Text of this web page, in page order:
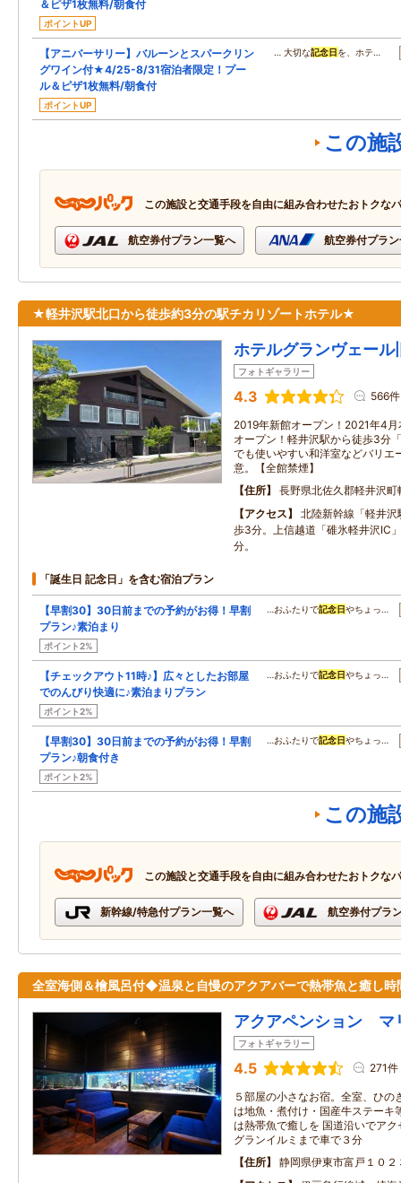
＆ピザ1枚無料/朝食付
ポイントUP
【アニバーサリー】バルーンとスパークリン
グワイン付★4/25-8/31宿泊者限定！プー
ル＆ピザ1枚無料/朝食付
ポイントUP
… 大切な記念日 を、ホテ…
この施
この施設と交通手段を自由に組み合わせたおトクな
航空券付プラン一覧へ 航空券付プラ
★軽井沢駅北口から徒歩約3分の駅チカリゾートホテル★
ホテルグランヴェール
フォトギャラリー
4.3 566件
2019年新館オープン！2021年4
オープン！軽井沢駅から徒歩3分
でも使いやすい和洋室などバリエ
意。【全館禁煙】
住所
長野県北佐久郡軽井沢
アクセス
北陸新幹線「軽井
歩3分。上信越道「碓氷軽井沢IC
分。
「誕生日 記念日」を含む宿泊プラン
【早割30】30日前までの予約がお得！早割
プラン♪素泊まり
ポイント2%
…おふたりで記念日やちょっ…
【チェックアウト11時♪】広々としたお部屋
でのんびり快適に♪素泊まりプラン
ポイント2%
…おふたりで記念日やちょっ…
【早割30】30日前までの予約がお得！早割
プラン♪朝食付き
ポイント2%
…おふたりで記念日やちょっ…
この施
この施設と交通手段を自由に組み合わせたおトクな
新幹線/特急付プラン一覧へ 航空券付プラ
全室海側＆檜風呂付◆温泉と自慢のアクアバーで熱帯魚と癒し時
アクアペンション マ
フォトギャラリー
4.5 271件
５部屋の小さなお宿。全室、ひの
は地魚・煮付け・国産牛ステーキ
は熱帯魚で癒しを 国道沿いでア
グランイルミまで車で３分
住所
静岡県伊東市富戸１０２